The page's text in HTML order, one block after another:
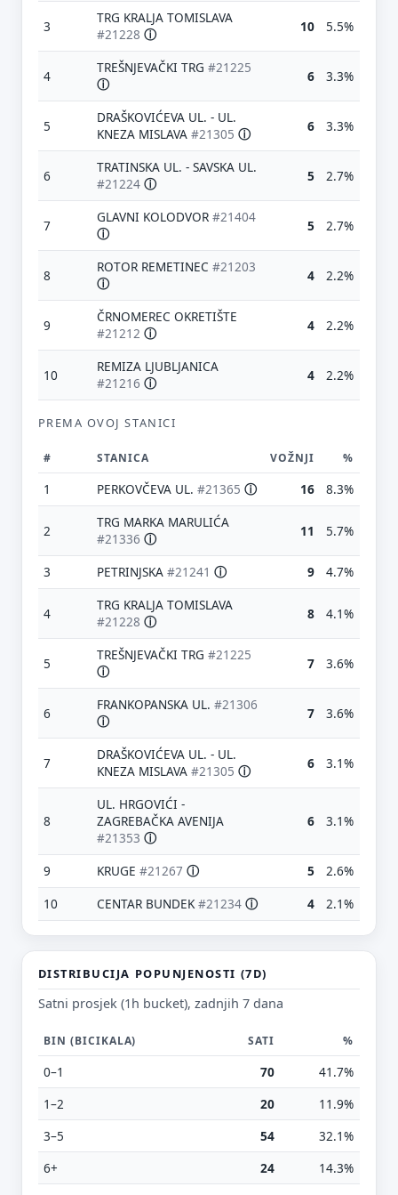
3
TRG KRALJA TOMISLAVA
#21228 ⓘ 10 5.5%
4
TREŠNJEVAČKI TRG #21225
ⓘ
6 3.3%
5
DRAŠKOVIĆEVA UL. - UL.
KNEZA MISLAVA #21305 ⓘ 6 3.3%
6
TRATINSKA UL. - SAVSKA UL.
#21224 ⓘ 5 2.7%
7
GLAVNI KOLODVOR #21404
ⓘ
5 2.7%
8
ROTOR REMETINEC #21203
ⓘ
4 2.2%
9
ČRNOMEREC OKRETIŠTE
#21212 ⓘ 4 2.2%
10
REMIZA LJUBLJANICA
#21216 ⓘ 4 2.2%
PREMA OVOJ STANICI
# STANICA VOŽNJI %
1 PERKOVČEVA UL. #21365 ⓘ 16 8.3%
2
TRG MARKA MARULIĆA
#21336 ⓘ 11 5.7%
3 PETRINJSKA #21241 ⓘ 9 4.7%
4
TRG KRALJA TOMISLAVA
#21228 ⓘ 8 4.1%
5
TREŠNJEVAČKI TRG #21225
ⓘ
7 3.6%
6
FRANKOPANSKA UL. #21306
ⓘ
7 3.6%
7
DRAŠKOVIĆEVA UL. - UL.
KNEZA MISLAVA #21305 ⓘ 6 3.1%
8
UL. HRGOVIĆI -
ZAGREBAČKA AVENIJA
#21353 ⓘ
6 3.1%
9 KRUGE #21267 ⓘ 5
2.6%
10
CENTAR BUNDEK#21234 ⓘ 4 2.1%
DISTRIBUCIJA POPUNJENOSTI (7D)
Satni prosjek (1h bucket), zadnjih 7 dana
BIN (BICIKALA) SATI %
0–1 70
41.7%
1–2
20
11.9%
3–5
54
32.1%
6+
24 14.3%
Predloži poboljšanje ove stranice
Što bi ti ovdje bilo korisno? Koje pitanje želiš da ova
stranica može odgovoriti? (npr. “kada je
najpraznije?”, “što znači ovaj skok?”, “što još
usporediti?”)